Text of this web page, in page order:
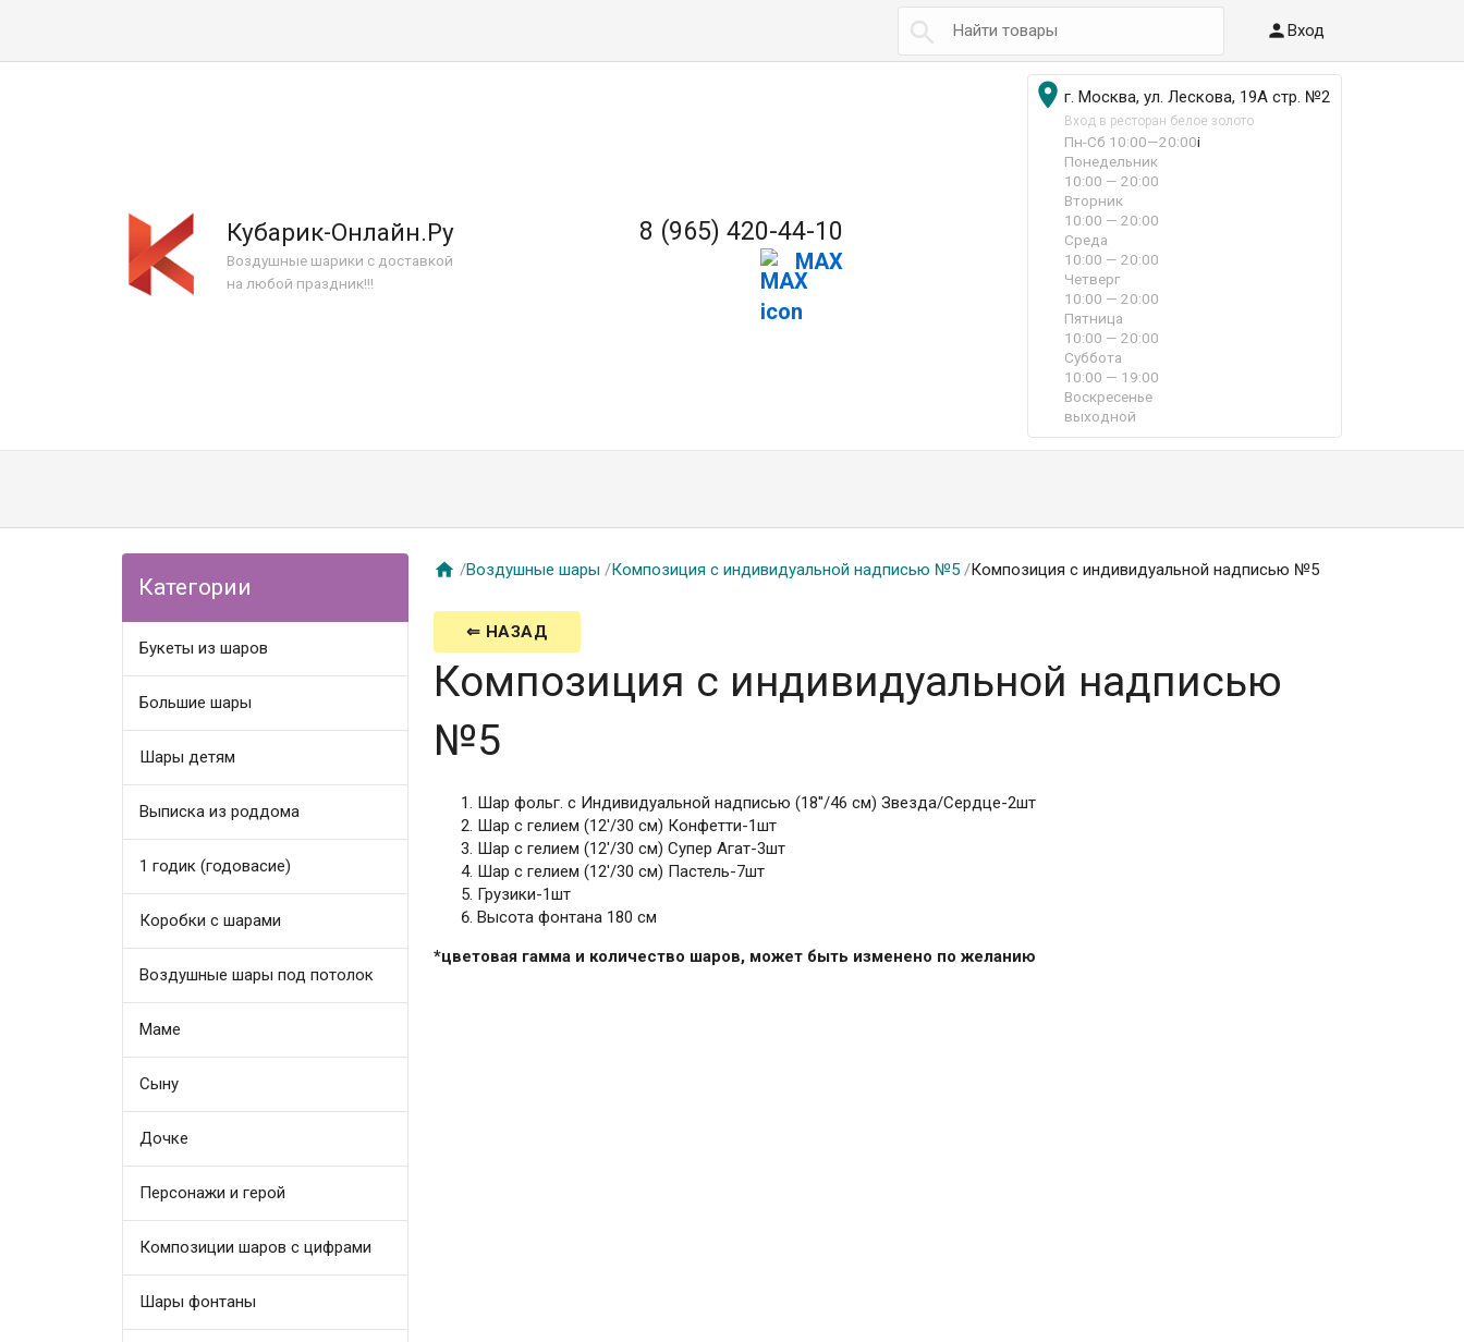
 Вход
Кубарик-Онлайн.Ру
Воздушные шарики с доставкой
на любой праздник!!!
8 (965) 420-44-10
MAX
 г. Москва, ул. Лескова, 19А стр. №2
Вход в ресторан белое золото
Пн-Сб 10:00—20:00i
Понедельник
10:00 — 20:00
Вторник
10:00 — 20:00
Среда
10:00 — 20:00
Четверг
10:00 — 20:00
Пятница
10:00 — 20:00
Суббота
10:00 — 19:00
Воскресенье
выходной
Категории
Букеты из шаров
Большие шары
Шары детям
Выписка из роддома
1 годик (годовасие)
Коробки с шарами
Воздушные шары под потолок
Маме
Сыну
Дочке
Персонажи и герой
Композиции шаров с цифрами
Шары фонтаны
 /Воздушные шары /Композиция с индивидуальной надписью №5 /Композиция с индивидуальной надписью №5
⇐ НАЗАД
Композиция с индивидуальной надписью
№5
Шар фольг. с Индивидуальной надписью (18''/46 см) Звезда/Сердце-2шт
Шар с гелием (12'/30 см) Конфетти-1шт
Шар с гелием (12'/30 см) Супер Агат-3шт
Шар с гелием (12'/30 см) Пастель-7шт
Грузики-1шт
Высота фонтана 180 см
*цветовая гамма и количество шаров, может быть изменено по желанию